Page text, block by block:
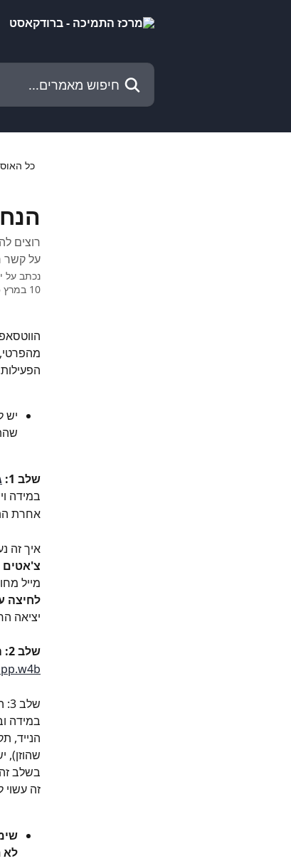
חיפוש מאמרים...
כל
רוצים
על קשר
נכתב על
10 במרץ 2025
יש
שלב 1:
במידה
אחרת
איך זה נעשה:
צ'אטים
מייל
לחיצה
יציאה
שלב 2: הורדת וואטסאפ עיסקי:
שלב 3: התקנת האפליקציה מחדש
במידה
הנייד,
שהוזן),
זה
לא